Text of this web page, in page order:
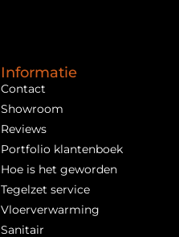
Informatie
Contact
Showroom
Reviews
Portfolio klantenboek
Hoe is het geworden
Tegelzet service
Vloerverwarming
Sanitair